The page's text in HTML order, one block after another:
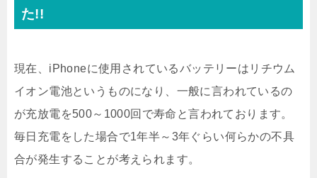
た!!
現在、iPhoneに使用されているバッテリーはリチウム
イオン電池というものになり、一般に言われているの
が充放電を500～1000回で寿命と言われております。
毎日充電をした場合で1年半～3年ぐらい何らかの不具
合が発生することが考えられます。